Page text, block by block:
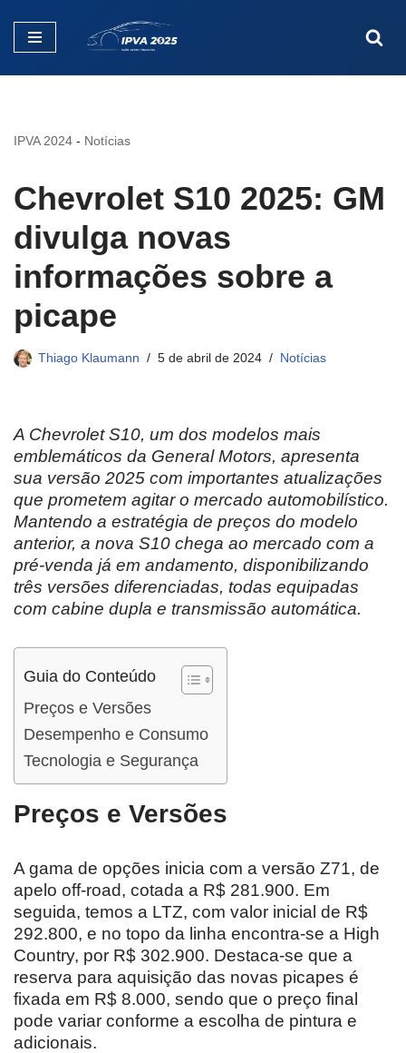
Pular
IPVA 2024 - Notícias
Chevrolet S10 2025: GM
divulga novas
informações sobre a
picape
Thiago Klaumann 5 de abril de 2024 Notícias
A Chevrolet S10, um dos modelos mais
emblemáticos da General Motors, apresenta
sua versão 2025 com importantes atualizações
que prometem agitar o mercado automobilístico.
Mantendo a estratégia de preços do modelo
anterior, a nova S10 chega ao mercado com a
pré-venda já em andamento, disponibilizando
três versões diferenciadas, todas equipadas
com cabine dupla e transmissão automática.
Guia do Conteúdo
Preços e Versões
Desempenho e Consumo
Tecnologia e Segurança
Preços e Versões
A gama de opções inicia com a versão Z71, de
apelo off-road, cotada a R$ 281.900. Em
seguida, temos a LTZ, com valor inicial de R$
292.800, e no topo da linha encontra-se a High
Country, por R$ 302.900. Destaca-se que a
reserva para aquisição das novas picapes é
fixada em R$ 8.000, sendo que o preço final
pode variar conforme a escolha de pintura e
adicionais.